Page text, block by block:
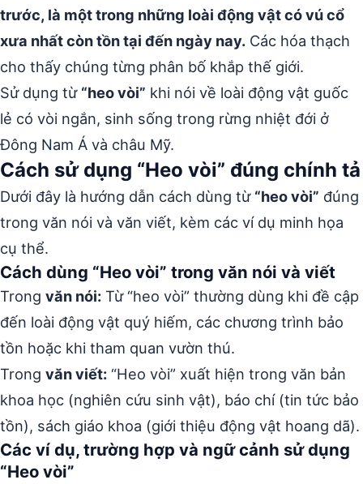
trước, là một trong những loài động vật có vú cổ
xưa nhất còn tồn tại đến ngày nay. Các hóa thạch
cho thấy chúng từng phân bố khắp thế giới.
Sử dụng từ “heo vòi” khi nói về loài động vật guốc
lẻ có vòi ngắn, sinh sống trong rừng nhiệt đới ở
Đông Nam Á và châu Mỹ.
Cách sử dụng “Heo vòi” đúng chính tả
Dưới đây là hướng dẫn cách dùng từ “heo vòi” đúng
trong văn nói và văn viết, kèm các ví dụ minh họa
cụ thể.
Cách dùng “Heo vòi” trong văn nói và viết
Trong văn nói: Từ “heo vòi” thường dùng khi đề cập
đến loài động vật quý hiếm, các chương trình bảo
tồn hoặc khi tham quan vườn thú.
Trong văn viết: “Heo vòi” xuất hiện trong văn bản
khoa học (nghiên cứu sinh vật), báo chí (tin tức bảo
tồn), sách giáo khoa (giới thiệu động vật hoang dã).
Các ví dụ, trường hợp và ngữ cảnh sử dụng
“Heo vòi”